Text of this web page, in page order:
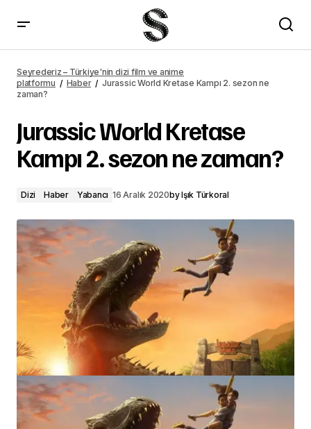
Seyrederiz – Türkiye'nin dizi film ve anime
platformu
Haber
Jurassic World Kretase Kampı 2. sezon ne
zaman?
Jurassic World Kretase
Kampı 2. sezon ne zaman?
Dizi Haber Yabancı 16 Aralık 2020byIşık Türkoral